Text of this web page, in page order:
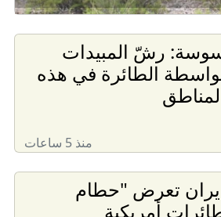
رشّ المبيدات
الطائرة في هذه
منذ 5 ساعات
تعرض "حطام
أمريكية